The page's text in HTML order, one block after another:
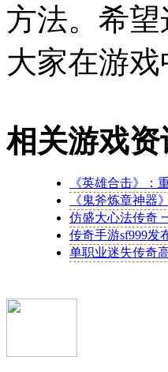
方法。希
大家在游
相关游戏资
《英雄合击》：
《鬼斧炼章神器
仿盛大心法传奇
传奇手游sf999发
单职业迷失传奇